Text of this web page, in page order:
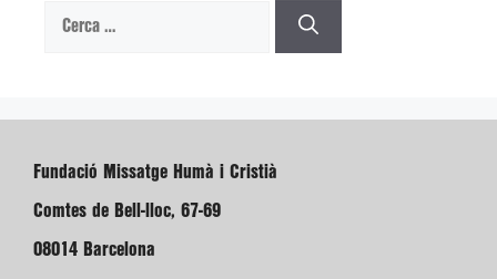
Cerca:
Fundació Missatge Humà i Cristià
Comtes de Bell-lloc, 67-69
08014 Barcelona